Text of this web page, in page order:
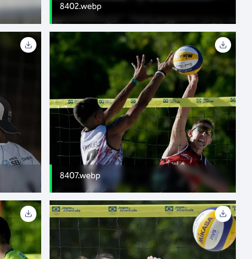
8402.webp
8407.webp